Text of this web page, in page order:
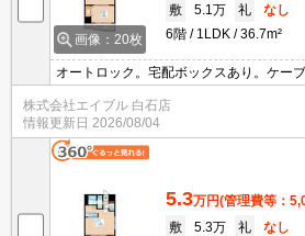
画像：20枚
敷 5.1万 礼
なし
6階
1LDK 36.7m²
オートロック。宅配ボックスあり。ケー
エレベーターあり。ロードヒーティング
ー付トイレ。室内に洗濯機置場あり。シ
m。
株式会社エイブル 白石店
情報更新日 2026/08/04
5.3万円(管理費等：
敷
5.3万 礼
なし